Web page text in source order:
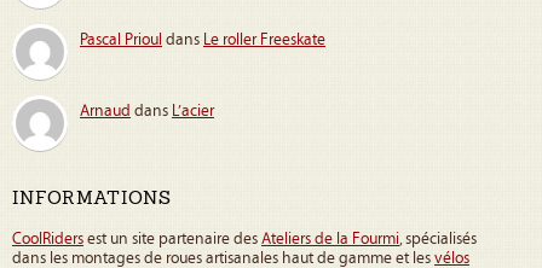
Pascal Prioul dans Le roller Freeskate
Arnaud dans L’acier
INFORMATIONS
CoolRidersest un site partenaire des Ateliers de la Fourmi, spécialisés
dans les montages de roues artisanales haut de gamme et les vélos